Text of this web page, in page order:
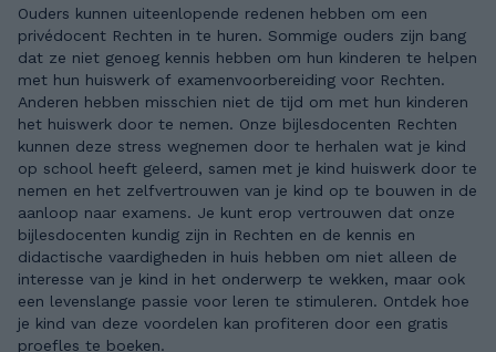
Ouders kunnen uiteenlopende redenen hebben om een
privédocent Rechten in te huren. Sommige ouders zijn bang
dat ze niet genoeg kennis hebben om hun kinderen te helpen
met hun huiswerk of examenvoorbereiding voor Rechten.
Anderen hebben misschien niet de tijd om met hun kinderen
het huiswerk door te nemen. Onze bijlesdocenten Rechten
kunnen deze stress wegnemen door te herhalen wat je kind
op school heeft geleerd, samen met je kind huiswerk door te
nemen en het zelfvertrouwen van je kind op te bouwen in de
aanloop naar examens. Je kunt erop vertrouwen dat onze
bijlesdocenten kundig zijn in Rechten en de kennis en
didactische vaardigheden in huis hebben om niet alleen de
interesse van je kind in het onderwerp te wekken, maar ook
een levenslange passie voor leren te stimuleren. Ontdek hoe
je kind van deze voordelen kan profiteren door een gratis
proefles te boeken.